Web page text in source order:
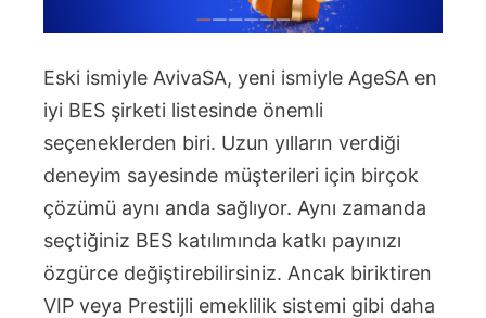
Eski ismiyle AvivaSA, yeni ismiyle AgeSA en
iyi BES şirketi listesinde önemli
seçeneklerden biri. Uzun yılların verdiği
deneyim sayesinde müşterileri için birçok
çözümü aynı anda sağlıyor. Aynı zamanda
seçtiğiniz BES katılımında katkı payınızı
özgürce değiştirebilirsiniz. Ancak biriktiren
VIP veya Prestijli emeklilik sistemi gibi daha